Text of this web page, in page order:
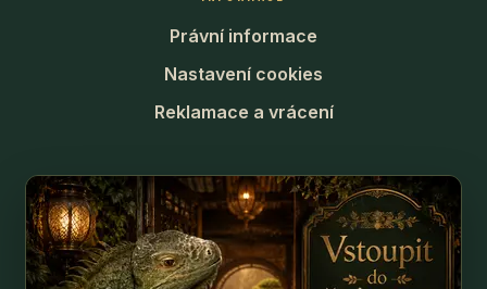
Právní informace
Nastavení cookies
Reklamace a vrácení